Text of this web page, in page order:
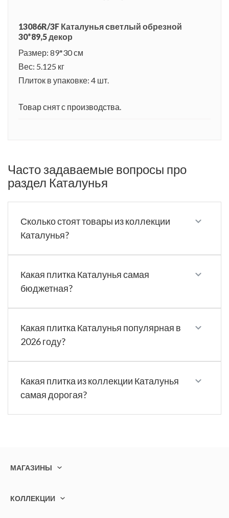
13086R/3F Каталунья светлый обрезной
30*89,5 декор
Размер: 89*30 см
Вес: 5.125 кг
Плиток в упаковке: 4 шт.
Товар снят с производства.
Часто задаваемые вопросы про
раздел Каталунья
Сколько стоят товары из коллекции
Каталунья?
Какая плитка Каталунья самая
бюджетная?
Какая плитка Каталунья популярная в
2026 году?
Какая плитка из коллекции Каталунья
самая дорогая?
МАГАЗИНЫ
КОЛЛЕКЦИИ